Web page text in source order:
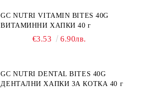
НЕПОНОСИМОСТТА КЪМ НЯКОИ
СЪСТАВКИ И ХРАНИ
GC NUTRI VITAMIN BITES 40G
ВИТАМИННИ ХАПКИ 40 г
€3.53 6.90лв.
GC NUTRI DENTAL BITES 40G
ДЕНТАЛНИ ХАПКИ ЗА КОТКА 40 г